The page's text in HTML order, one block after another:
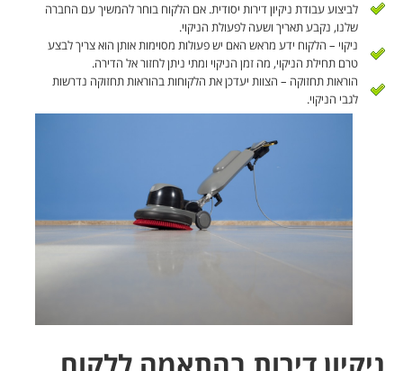
לביצוע עבודת ניקיון דירות יסודית. אם הלקוח בוחר להמשיך עם החברה
שלנו, נקבע תאריך ושעה לפעולת הניקוי.
ניקוי – הלקוח ידע מראש האם יש פעולות מסוימות אותן הוא צריך לבצע
טרם תחילת הניקוי, מה זמן הניקוי ומתי ניתן לחזור אל הדירה.
הוראות תחזוקה – הצוות יעדכן את הלקוחות בהוראות תחזוקה נדרשות
לגבי הניקוי.